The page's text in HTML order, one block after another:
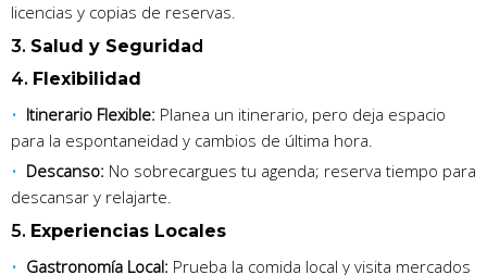
licencias y copias de reservas.
3. Salud y Seguridad
4. Flexibilidad
Itinerario Flexible: Planea un itinerario, pero deja espacio
para la espontaneidad y cambios de última hora.
Descanso: No sobrecargues tu agenda; reserva tiempo para
descansar y relajarte.
5. Experiencias Locales
Gastronomía Local: Prueba la comida local y visita mercados